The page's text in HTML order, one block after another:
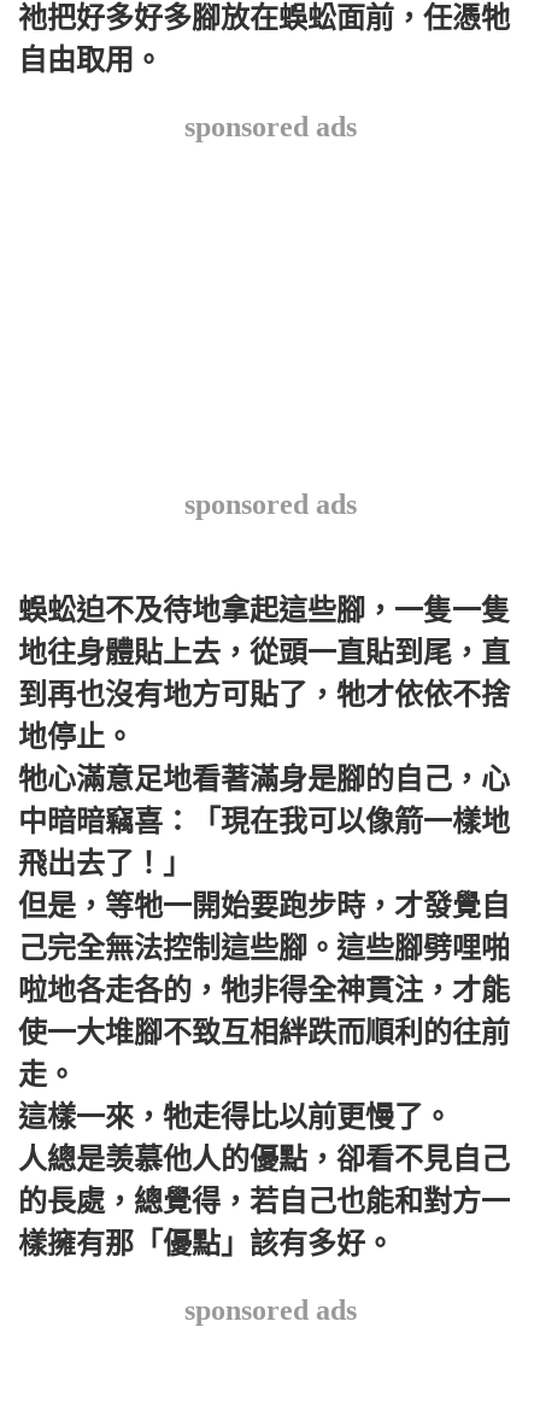
祂把好多好多腳放在蜈蚣面前，任憑牠
自由取用。
sponsored ads
sponsored ads
蜈蚣迫不及待地拿起這些腳，一隻一隻
地往身體貼上去，從頭一直貼到尾，直
到再也沒有地方可貼了，牠才依依不捨
地停止。
牠心滿意足地看著滿身是腳的自己，心
中暗暗竊喜：「現在我可以像箭一樣地
飛出去了！」
但是，等牠一開始要跑步時，才發覺自
己完全無法控制這些腳。這些腳劈哩啪
啦地各走各的，牠非得全神貫注，才能
使一大堆腳不致互相絆跌而順利的往前
走。
這樣一來，牠走得比以前更慢了。
人總是羡慕他人的優點，卻看不見自己
的長處，總覺得，若自己也能和對方一
樣擁有那「優點」該有多好。
sponsored ads